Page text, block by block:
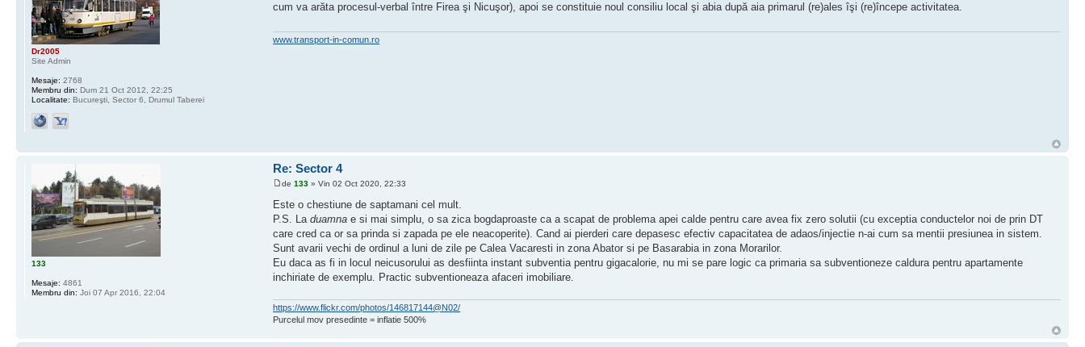
cum va arăta procesul-verbal între Firea şi Nicuşor), apoi se constituie noul consiliu local şi abia după aia primarul (re)ales îşi (re)începe activitatea.
www.transport-in-comun.ro
Dr2005
Site Admin
Mesaje: 2768
Membru din: Dum 21 Oct 2012, 22:25
Localitate: Bucureşti, Sector 6, Drumul Taberei
Re: Sector 4
de133 » Vin 02 Oct 2020, 22:33
Este o chestiune de saptamani cel mult.
P.S. Laduamna e si mai simplu, o sa zica bogdaproaste ca a scapat de problema apei calde pentru care avea fix zero solutii (cu exceptia conductelor noi de prin DT
care cred ca or sa prinda si zapada pe ele neacoperite). Cand ai pierderi care depasesc efectiv capacitatea de adaos/injectie n-ai cum sa mentii presiunea in sistem.
Sunt avarii vechi de ordinul a luni de zile pe Calea Vacaresti in zona Abator si pe Basarabia in zona Morarilor.
Eu daca as fi in locul neicusorului as desfiinta instant subventia pentru gigacalorie, nu mi se pare logic ca primaria sa subventioneze caldura pentru apartamente
inchiriate de exemplu. Practic subventioneaza afaceri imobiliare.
https://www.flickr.com/photos/146817144@N02/
Purcelul mov presedinte = inflatie 500%
133
Mesaje: 4861
Membru din: Joi 07 Apr 2016, 22:04